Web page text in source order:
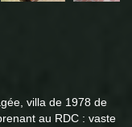
villa de 1978 de
au RDC : vaste